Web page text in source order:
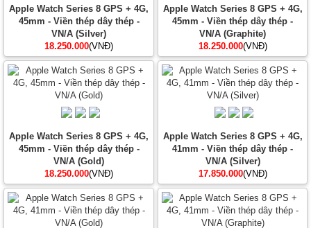
Apple Watch Series 8 GPS + 4G,
45mm - Viền thép dây thép -
VN/A (Silver)
18.250.000(VNĐ)
Apple Watch Series 8 GPS + 4G,
45mm - Viền thép dây thép -
VN/A (Graphite)
18.250.000(VNĐ)
Apple Watch Series 8 GPS + 4G,
45mm - Viền thép dây thép -
VN/A (Gold)
18.250.000(VNĐ)
Apple Watch Series 8 GPS + 4G,
41mm - Viền thép dây thép -
VN/A (Silver)
17.850.000(VNĐ)